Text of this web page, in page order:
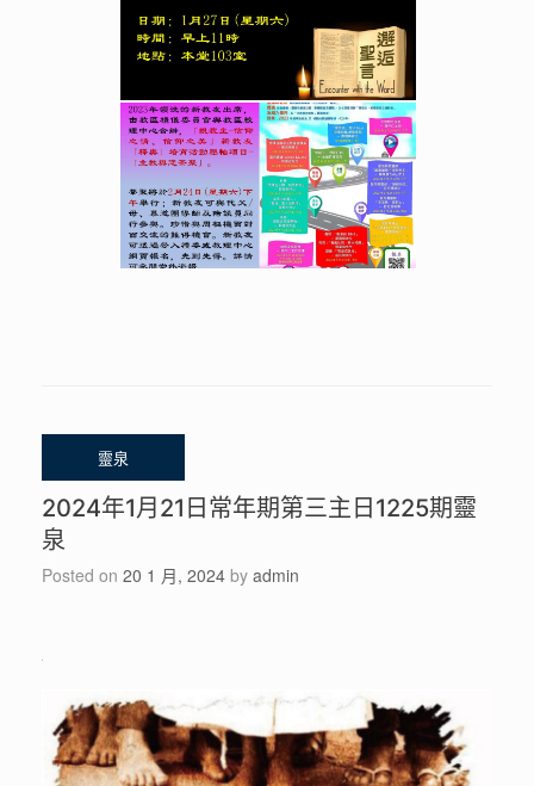
2024年1月21日常年期第三主日1225期靈
泉
Posted on 20 1 月, 2024 by admin